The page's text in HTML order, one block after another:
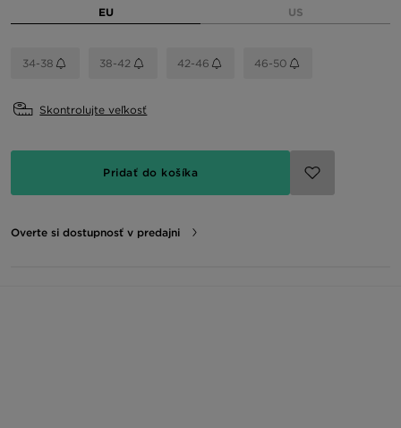
EU US
34-38 38-42 42-46 46-50
Skontrolujte veľkosť
Pridať do košíka
Overte si dostupnosť v predajni